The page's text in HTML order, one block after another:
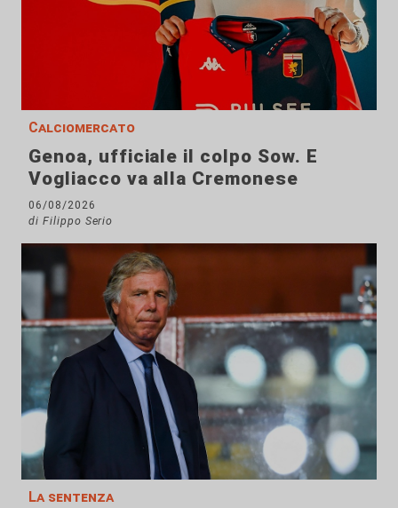
Calciomercato
Genoa, ufficiale il colpo Sow. E
Vogliacco va alla Cremonese
06/08/2026
di Filippo Serio
La sentenza